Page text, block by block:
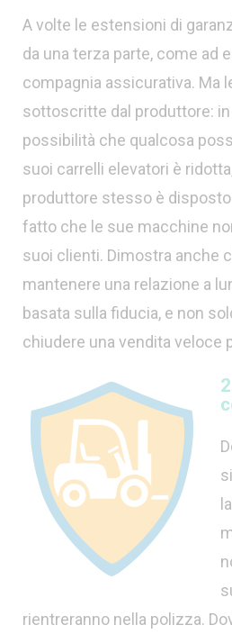
A volte le estensioni di
da una terza parte, come ad
compagnia assicurativa. Ma
sottoscritte dal produttore:
possibilità che qualcosa
suoi carrelli elevatori è
produttore stesso è
fatto che le sue macchine
suoi clienti. Dimostra anche
mantenere una relazione a
basata sulla fiducia, e non
chiudere una vendita veloce
rientreranno nella polizza.